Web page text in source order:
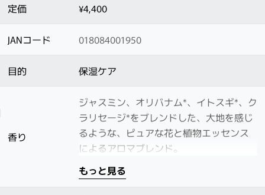
定価 ¥4,400
JANコード 018084001950
目的 保湿ケア
香り
ジャスミン、オリバナム*、イトスギ*、ク
ラリセージ*をブレンドした、大地を感じ
るような、ピュアな花と植物エッセンス
によるアロマブレンド。
もっと見る